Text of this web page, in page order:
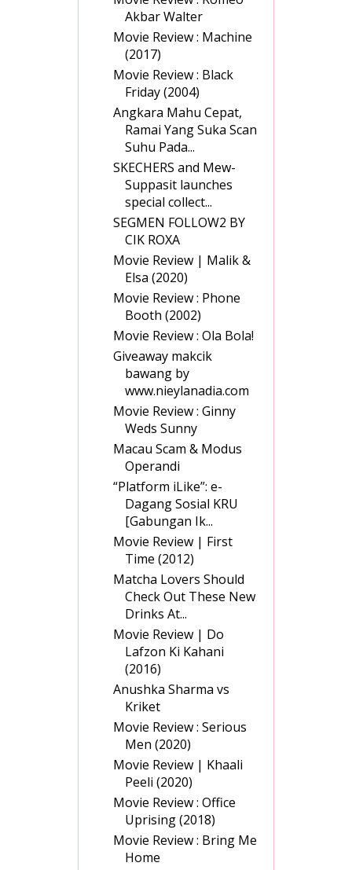
Akbar Walter
Movie Review : Machine
(2017)
Movie Review : Black
Friday (2004)
Angkara Mahu Cepat,
Ramai Yang Suka Scan
Suhu Pada...
SKECHERS and Mew-
Suppasit launches
special collect...
SEGMEN FOLLOW2 BY
CIK ROXA
Movie Review | Malik &
Elsa (2020)
Movie Review : Phone
Booth (2002)
Movie Review : Ola Bola!
Giveaway makcik
bawang by
www.nieylanadia.com
Movie Review : Ginny
Weds Sunny
Macau Scam & Modus
Operandi
“Platform iLike”: e-
Dagang Sosial KRU
[Gabungan Ik...
Movie Review | First
Time (2012)
Matcha Lovers Should
Check Out These New
Drinks At...
Movie Review | Do
Lafzon Ki Kahani
(2016)
Anushka Sharma vs
Kriket
Movie Review : Serious
Men (2020)
Movie Review | Khaali
Peeli (2020)
Movie Review : Office
Uprising (2018)
Movie Review : Bring Me
Home